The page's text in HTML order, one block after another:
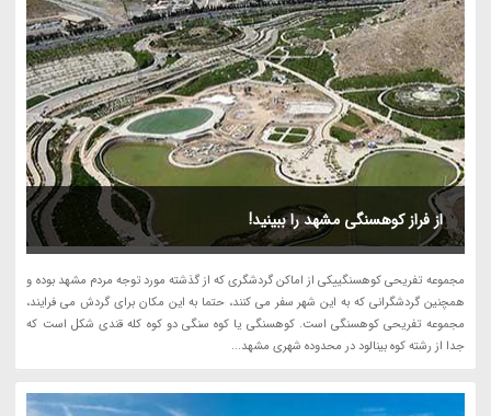
از فراز کوهسنگی مشهد را ببینید!
مجموعه تفریحی کوهسنگییکی از اماکن گردشگری که از گذشته مورد توجه مردم مشهد بوده و
همچنین گردشگرانی که به این شهر سفر می کنند، حتما به این مکان برای گردش می فرایند،
مجموعه تفریحی کوهسنگی است. کوهسنگی یا کوه سنگی دو کوه کله قندی شکل است که
جدا از رشته کوه بینالود در محدوده شهری مشهد...